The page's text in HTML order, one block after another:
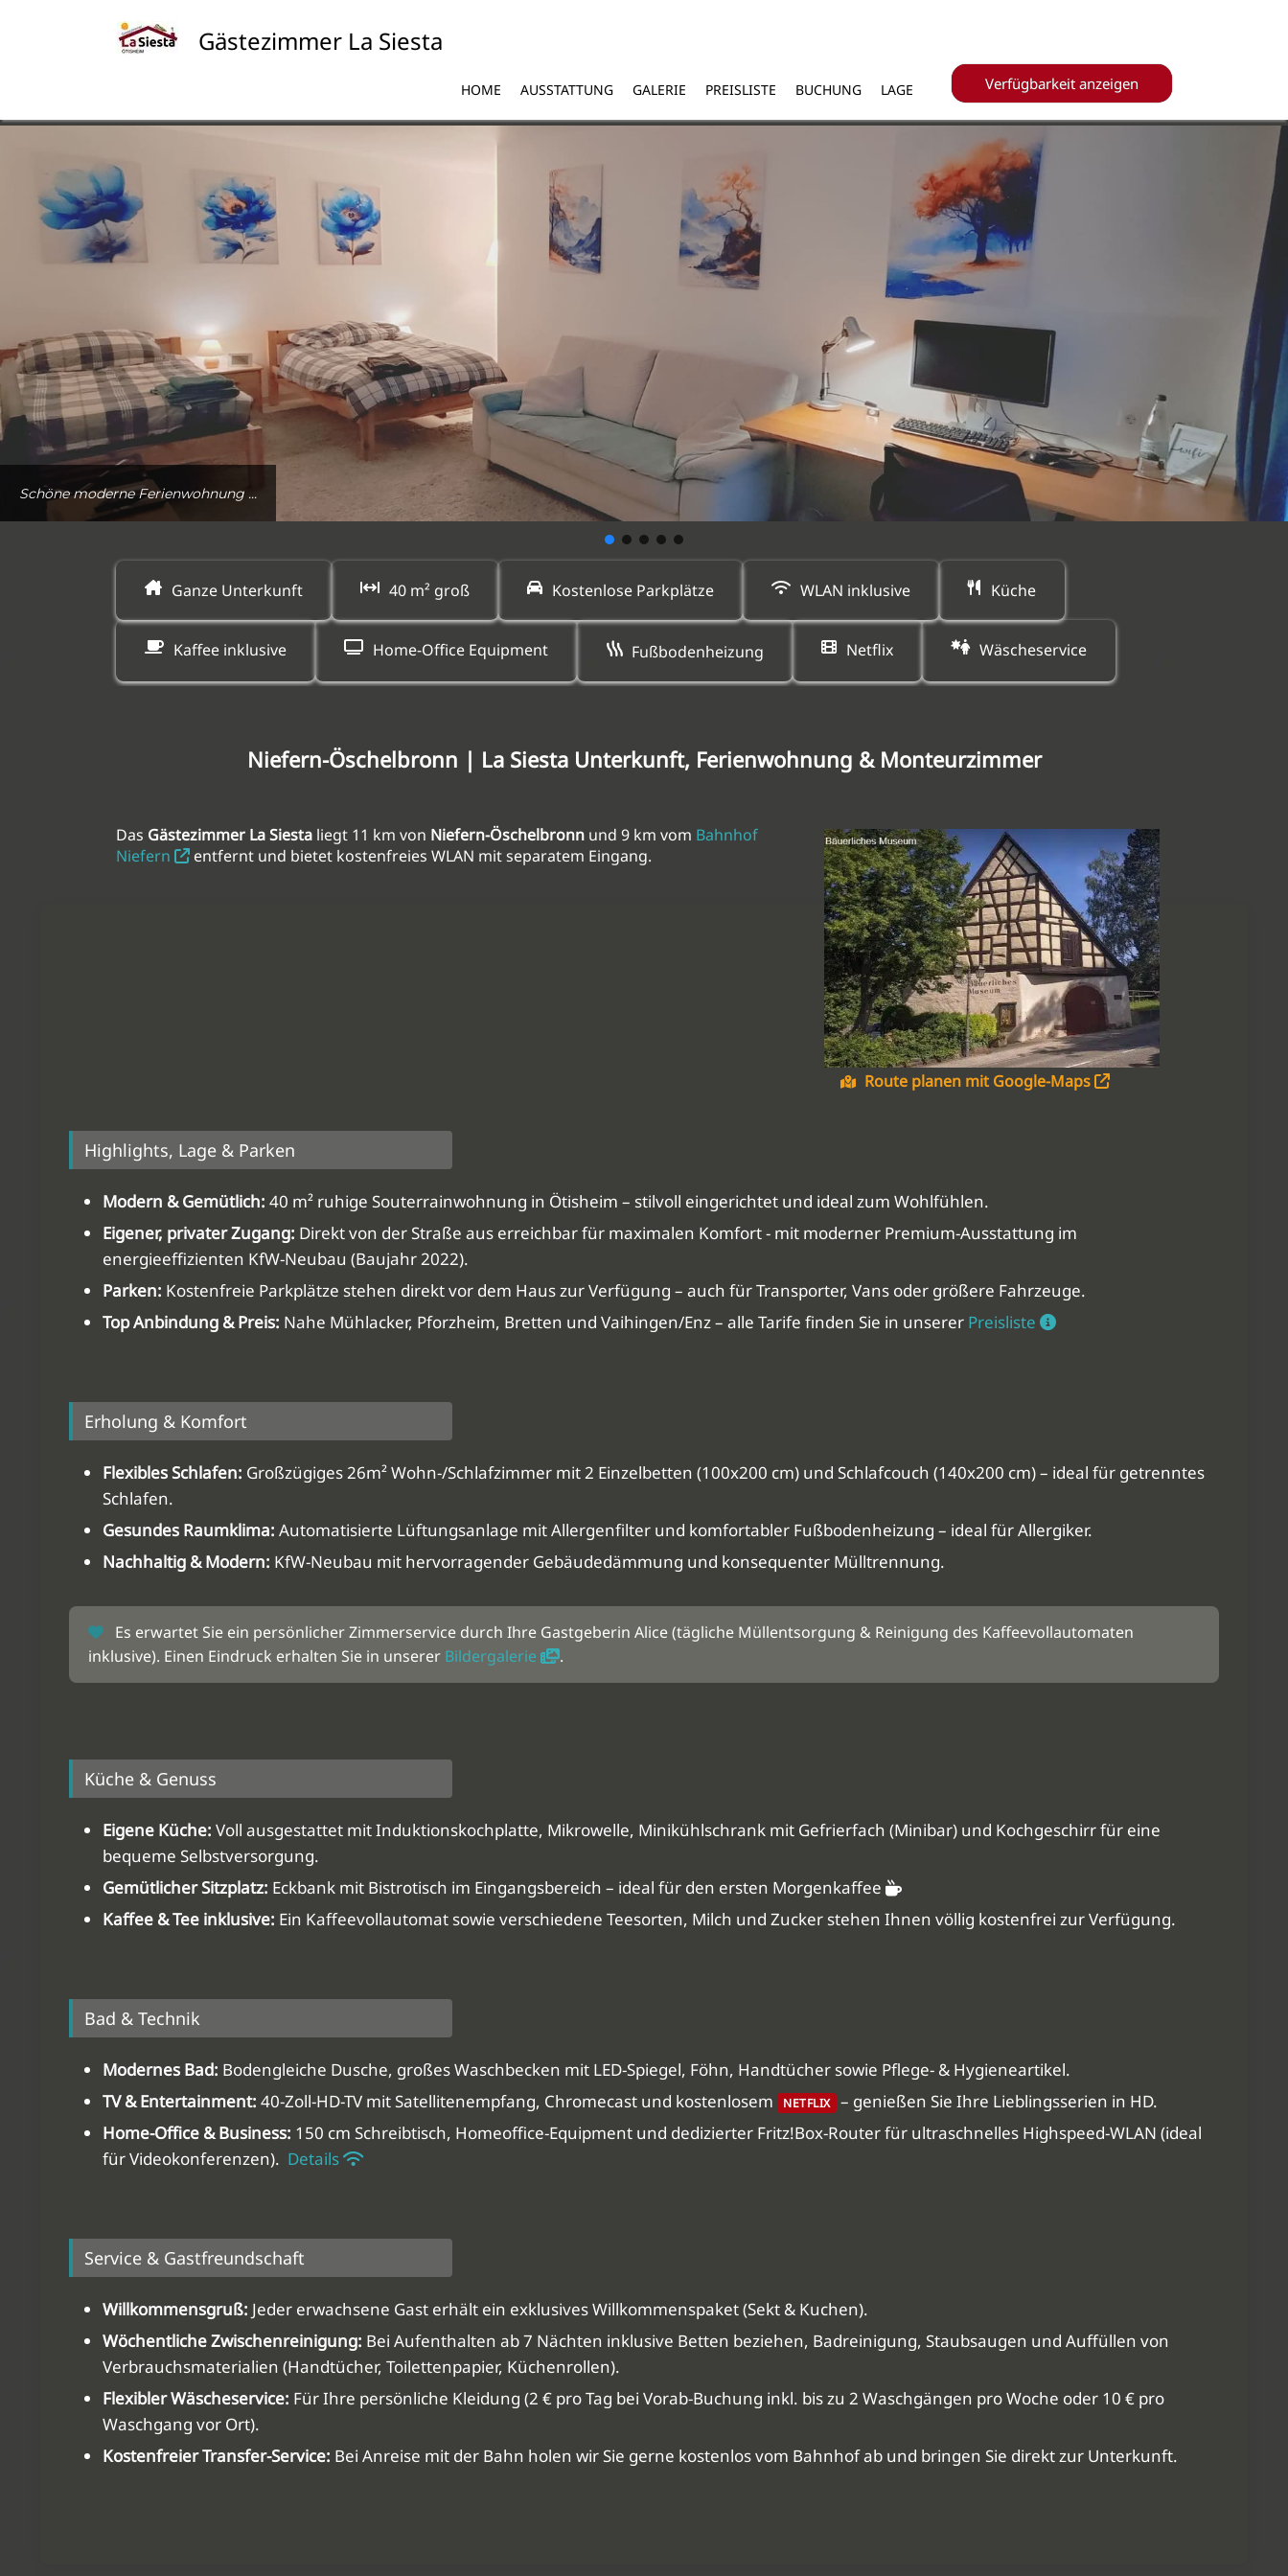
Gästezimmer La Siesta
HOME AUSSTATTUNG GALERIE PREISLISTE BUCHUNG LAGE Verfügbarkeit anzeigen
Ganze Unterkunft 40 m² groß Kostenlose Parkplätze WLAN inklusive Küche
Kaffee inklusive Home-Office Equipment Fußbodenheizung Netflix Wäscheservice
Niefern-Öschelbronn | La Siesta Unterkunft, Ferienwohnung & Monteurzimmer
Route planen mit Google-Maps
Das Gästezimmer La Siestaliegt 11 km von Niefern-Öschelbronnund 9 km vom Bahnhof
Niefern
entfernt und bietet kostenfreies WLAN mit separatem Eingang.
Highlights, Lage & Parken
Modern & Gemütlich: 40 m² ruhige Souterrainwohnung in Ötisheim – stilvoll eingerichtet und ideal zum Wohlfühlen.
Eigener, privater Zugang: Direkt von der Straße aus erreichbar für maximalen Komfort - mit moderner Premium-Ausstattung im
energieeffizienten KfW-Neubau (Baujahr 2022).
Parken: Kostenfreie Parkplätze stehen direkt vor dem Haus zur Verfügung – auch für Transporter, Vans oder größere Fahrzeuge.
Top Anbindung & Preis: Nahe Mühlacker, Pforzheim, Bretten und Vaihingen/Enz – alle Tarife finden Sie in unserer Preisliste
Erholung & Komfort
Flexibles Schlafen: Großzügiges 26m² Wohn-/Schlafzimmer mit 2 Einzelbetten (100x200 cm) und Schlafcouch (140x200 cm) – ideal für getrenntes
Schlafen.
Gesundes Raumklima: Automatisierte Lüftungsanlage mit Allergenfilter und komfortabler Fußbodenheizung – ideal für Allergiker.
Nachhaltig & Modern: KfW-Neubau mit hervorragender Gebäudedämmung und konsequenter Mülltrennung.
Es erwartet Sie ein persönlicher Zimmerservice durch Ihre Gastgeberin Alice (tägliche Müllentsorgung & Reinigung des Kaffeevollautomaten
inklusive). Einen Eindruck erhalten Sie in unserer Bildergalerie .
Küche & Genuss
Eigene Küche: Voll ausgestattet mit Induktionskochplatte, Mikrowelle, Minikühlschrank mit Gefrierfach (Minibar) und Kochgeschirr für eine
bequeme Selbstversorgung.
Gemütlicher Sitzplatz: Eckbank mit Bistrotisch im Eingangsbereich – ideal für den ersten Morgenkaffee
Kaffee & Tee inklusive: Ein Kaffeevollautomat sowie verschiedene Teesorten, Milch und Zucker stehen Ihnen völlig kostenfrei zur Verfügung.
Bad & Technik
Modernes Bad: Bodengleiche Dusche, großes Waschbecken mit LED-Spiegel, Föhn, Handtücher sowie Pflege- & Hygieneartikel.
TV & Entertainment: 40-Zoll-HD-TV mit Satellitenempfang, Chromecast und kostenlosem NETFLIX – genießen Sie Ihre Lieblingsserien in HD.
Home-Office & Business: 150 cm Schreibtisch, Homeoffice-Equipment und dedizierter Fritz!Box-Router für ultraschnelles Highspeed-WLAN (ideal
für Videokonferenzen). Details
Service & Gastfreundschaft
Willkommensgruß: Jeder erwachsene Gast erhält ein exklusives Willkommenspaket (Sekt & Kuchen).
Wöchentliche Zwischenreinigung: Bei Aufenthalten ab 7 Nächten inklusive Betten beziehen, Badreinigung, Staubsaugen und Auffüllen von
Verbrauchsmaterialien (Handtücher, Toilettenpapier, Küchenrollen).
Flexibler Wäscheservice: Für Ihre persönliche Kleidung (2 € pro Tag bei Vorab-Buchung inkl. bis zu 2 Waschgängen pro Woche oder 10 € pro
Waschgang vor Ort).
Kostenfreier Transfer-Service: Bei Anreise mit der Bahn holen wir Sie gerne kostenlos vom Bahnhof ab und bringen Sie direkt zur Unterkunft.